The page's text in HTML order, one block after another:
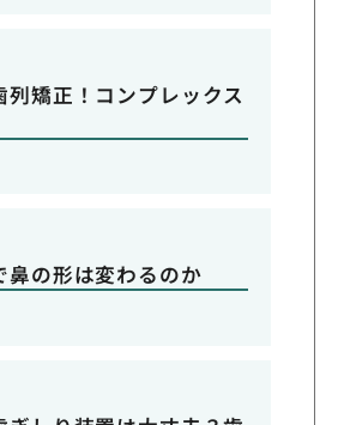
列矯正！コンプレックス
鼻の形は変わるのか